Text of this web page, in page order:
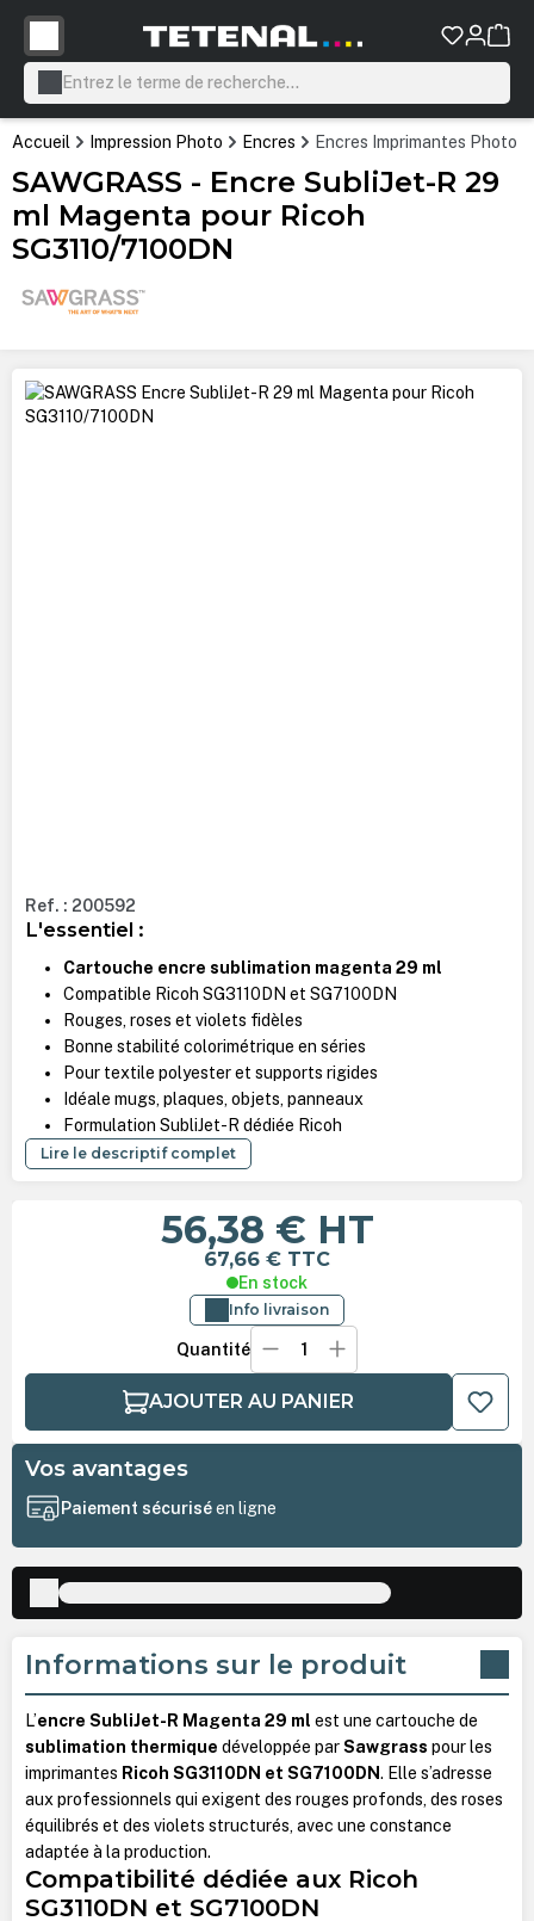
principal
Accueil Impression Photo Encres Encres Imprimantes Photo
SAWGRASS - Encre SubliJet-R 29
ml Magenta pour Ricoh
SG3110/7100DN
Ignorer la galerie d'images
Ref. : 200592
L'essentiel :
Cartouche encre sublimation magenta 29 ml
Compatible Ricoh SG3110DN et SG7100DN
Rouges, roses et violets fidèles
Bonne stabilité colorimétrique en séries
Pour textile polyester et supports rigides
Idéale mugs, plaques, objets, panneaux
Formulation SubliJet-R dédiée Ricoh
Lire le descriptif complet
56,38 € HT
67,66 € TTC
En stock
Info livraison
Quantité
AJOUTER AU PANIER
Vos avantages
Paiement sécuriséen ligne
Informations sur le produit
L’encre SubliJet-R Magenta 29 ml est une cartouche de
sublimation thermique développée parSawgrass pour les
imprimantes Ricoh SG3110DN et SG7100DN. Elle s’adresse
aux professionnels qui exigent des rouges profonds, des roses
équilibrés et des violets structurés, avec une constance
adaptée à la production.
Compatibilité dédiée aux Ricoh
SG3110DN et SG7100DN